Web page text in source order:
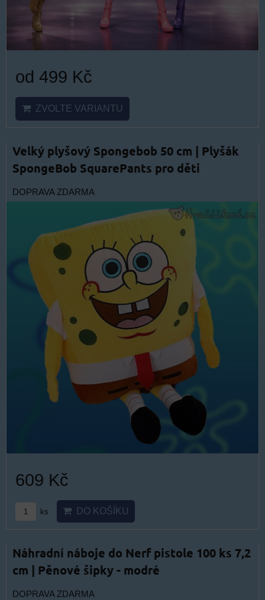
od 499 Kč
ZVOLTE VARIANTU
Velký plyšový Spongebob 50 cm | Plyšák
SpongeBob SquarePants pro děti
DOPRAVA ZDARMA
609 Kč
ks DO KOŠÍKU
Náhradní náboje do Nerf pistole 100 ks 7,2
cm | Pěnové šipky - modré
DOPRAVA ZDARMA